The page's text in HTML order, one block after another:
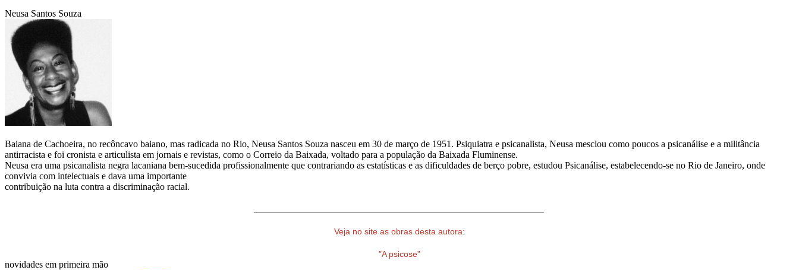
Neusa Santos Souza
Baiana de Cachoeira, no recôncavo baiano, mas radicada no Rio, Neusa Santos Souza nasceu em 30 de março de 1951. Psiquiatra e psicanalista, Neusa mesclou como poucos a psicanálise e a militância
antirracista e foi cronista e articulista em jornais e revistas, como o Correio da Baixada, voltado para a população da Baixada Fluminense.
Neusa era uma psicanalista negra lacaniana bem-sucedida profissionalmente que contrariando as estatísticas e as dificuldades de berço pobre, estudou Psicanálise, estabelecendo-se no Rio de Janeiro, onde
convivia com intelectuais e dava uma importante
contribuição na luta contra a discriminação racial.
Veja no site as obras desta autora:
"A psicose"
novidades em primeira mão